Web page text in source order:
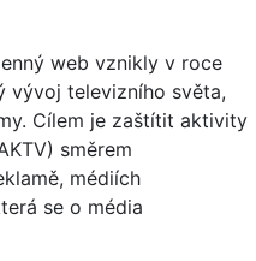
web vznikly v roce
vývoj televizního světa,
Cílem je zaštítit aktivity
směrem
médiích
se o média